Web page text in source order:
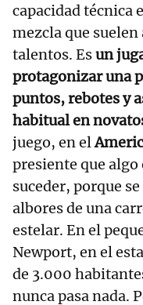
capacidad técnica
mezcla que
talentos. Esun
protagonizar una
puntos, rebotes y
habitual en
juego, en el
presiente que
suceder, porque
albores de una
estelar. En el
Newport, en el
de 3.000
nunca pasa nada.